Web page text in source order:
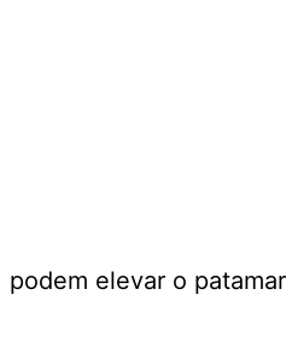
elevar o patamar